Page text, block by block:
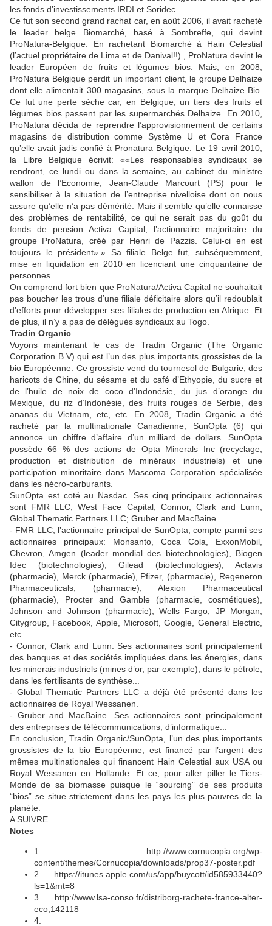
les fonds d’investissements IRDI et Soridec.
Ce fut son second grand rachat car, en août 2006, il avait racheté
le leader belge Biomarché, basé à Sombreffe, qui devint
ProNatura-Belgique. En rachetant Biomarché à Hain Celestial
(l’actuel propriétaire de Lima et de Danival!!) , ProNatura devint le
leader Européen de fruits et légumes bios. Mais, en 2008,
ProNatura Belgique perdit un important client, le groupe Delhaize
dont elle alimentait 300 magasins, sous la marque Delhaize Bio.
Ce fut une perte sèche car, en Belgique, un tiers des fruits et
légumes bios passent par les supermarchés Delhaize. En 2010,
ProNatura décida de reprendre l’approvisionnement de certains
magasins de distribution comme Système U et Cora France
qu’elle avait jadis confié à Pronatura Belgique. Le 19 avril 2010,
la Libre Belgique écrivit:
«Les responsables syndicaux se
rendront, ce lundi ou dans la semaine, au cabinet du ministre
wallon de l’Economie, Jean-Claude Marcourt (PS) pour le
sensibiliser à la situation de l’entreprise nivelloise dont on nous
assure qu’elle n’a pas démérité. Mais il semble qu’elle connaisse
des problèmes de rentabilité, ce qui ne serait pas du goût du
fonds de pension Activa Capital, l’actionnaire majoritaire du
groupe ProNatura, créé par Henri de Pazzis. Celui-ci en est
toujours le président».
Sa filiale Belge fut, subséquemment,
mise en liquidation en 2010 en licenciant une cinquantaine de
personnes.
On comprend fort bien que ProNatura/Activa Capital ne souhaitait
pas boucher les trous d’une filiale déficitaire alors qu’il redoublait
d’efforts pour développer ses filiales de production en Afrique. Et
de plus, il n’y a pas de délégués syndicaux au Togo.
Tradin Organic
Voyons maintenant le cas de Tradin Organic (The Organic
Corporation B.V) qui est l’un des plus importants grossistes de la
bio Européenne. Ce grossiste vend du tournesol de Bulgarie, des
haricots de Chine, du sésame et du café d’Ethyopie, du sucre et
de l’huile de noix de coco d’Indonésie, du jus d’orange du
Mexique, du riz d’Indonésie, des fruits rouges de Serbie, des
ananas du Vietnam, etc, etc. En 2008, Tradin Organic a été
racheté par la multinationale Canadienne, SunOpta (6) qui
annonce un chiffre d’affaire d’un milliard de dollars. SunOpta
possède 66 % des actions de Opta Minerals Inc (recyclage,
production et distribution de minéraux industriels) et une
participation minoritaire dans Mascoma Corporation spécialisée
dans les nécro-carburants.
SunOpta est coté au Nasdac. Ses cinq principaux actionnaires
sont FMR LLC; West Face Capital; Connor, Clark and Lunn;
Global Thematic Partners LLC; Gruber and MacBaine.
- FMR LLC, l’actionnaire principal de SunOpta, compte parmi ses
actionnaires principaux: Monsanto, Coca Cola, ExxonMobil,
Chevron, Amgen (leader mondial des biotechnologies), Biogen
Idec (biotechnologies), Gilead (biotechnologies), Actavis
(pharmacie), Merck (pharmacie), Pfizer, (pharmacie), Regeneron
Pharmaceuticals, (pharmacie), Alexion Pharmaceutical
(pharmacie), Procter and Gamble (pharmacie, cosmétiques),
Johnson and Johnson (pharmacie), Wells Fargo, JP Morgan,
Citygroup, Facebook, Apple, Microsoft, Google, General Electric,
etc.
- Connor, Clark and Lunn. Ses actionnaires sont principalement
des banques et des sociétés impliquées dans les énergies, dans
les minerais industriels (mines d’or, par exemple), dans le pétrole,
dans les fertilisants de synthèse...
- Global Thematic Partners LLC a déjà été présenté dans les
actionnaires de Royal Wessanen.
- Gruber and MacBaine. Ses actionnaires sont principalement
des entreprises de télécommunications, d’informatique...
En conclusion, Tradin Organic/SunOpta, l’un des plus importants
grossistes de la bio Européenne, est financé par l’argent des
mêmes multinationales qui financent Hain Celestial aux USA ou
Royal Wessanen en Hollande. Et ce, pour aller piller le Tiers-
Monde de sa biomasse puisque le “sourcing” de ses produits
“bios” se situe strictement dans les pays les plus pauvres de la
planète.
A SUIVRE…...
Notes
1. http://www.cornucopia.org/wp-
content/themes/Cornucopia/downloads/prop37-poster.pdf
2. https://itunes.apple.com/us/app/buycott/id585933440?
ls=1&mt=8
3. http://www.lsa-conso.fr/distriborg-rachete-france-alter-
eco,142118
4.